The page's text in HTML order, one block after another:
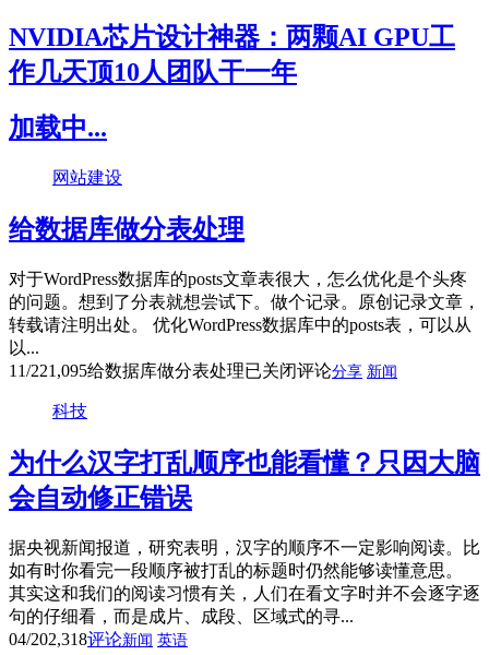
NVIDIA芯片设计神器：两颗AI GPU工
作几天顶10人团队干一年
加载中...
网站建设
给数据库做分表处理
对于WordPress数据库的posts文章表很大，怎么优化是个头疼
的问题。想到了分表就想尝试下。做个记录。原创记录文章，
转载请注明出处。 优化WordPress数据库中的posts表，可以从
以...
11/221,095给数据库做分表处理已关闭评论分享 新闻
科技
为什么汉字打乱顺序也能看懂？只因大脑
会自动修正错误
据央视新闻报道，研究表明，汉字的顺序不一定影响阅读。比
如有时你看完一段顺序被打乱的标题时仍然能够读懂意思。
其实这和我们的阅读习惯有关，人们在看文字时并不会逐字逐
句的仔细看，而是成片、成段、区域式的寻...
04/202,318评论新闻 英语